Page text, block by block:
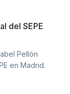
del SEPE
Pellón
en Madrid.